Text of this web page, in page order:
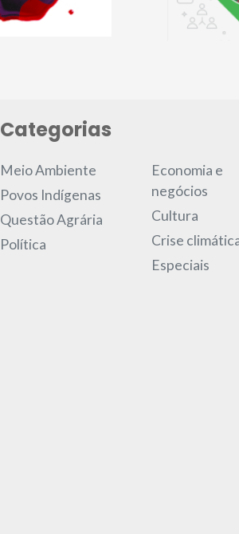
Categorias
Meio Ambiente
Povos Indígenas
Questão Agrária
Política
Economia e
negócios
Cultura
Crise
Especiais